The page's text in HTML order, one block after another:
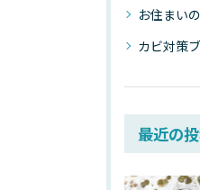
お住まい
カビ対策
最近の